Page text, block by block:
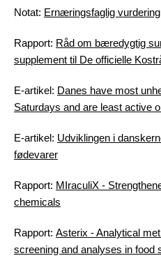
Notat: Ernæringsfaglig
Rapport: Råd om bæredygtig
supplement til De officielle
E-artikel: Danes have most
Saturdays and are least active
E-artikel: Udviklingen i
fødevarer
Rapport: MIraculiX -
chemicals
Rapport: Asterix - Analytical
screening and analyses in food